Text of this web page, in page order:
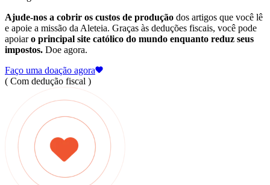
Ajude-nos a cobrir os custos de produção dos artigos que você lê
e apoie a missão da Aleteia. Graças às deduções fiscais, você pode
apoiaro principal site católico do mundo enquanto reduz seus
impostos. Doe agora.
Faço uma doação agora
( Com dedução fiscal )